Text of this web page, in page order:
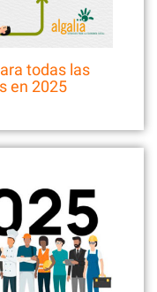
todas las
en 2025